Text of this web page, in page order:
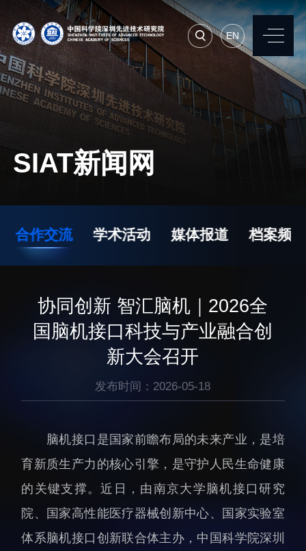
EN
常用系统 人才招聘 联系我们
机构简介
院长寄语
现任领导
统计数据
研究机构
先进集成技术研究所
生物医学与健康工程研
生物医药与技术研究所
脑认知与脑疾病研究所
合成生物学研究所
材料人工智能研究所
SIAT新闻网
合作交流 学术活动 媒体报道 档案频道
协同创新 智汇脑机｜2026全
国脑机接口科技与产业融合创
新大会召开
发布时间：2026-05-18
脑机接口是国家前瞻布局的未来产业，是培
育新质生产力的核心引擎，是守护人民生命健康
的关键支撑。近日，由南京大学脑机接口研究
院、国家高性能医疗器械创新中心、国家实验室
体系脑机接口创新联合体主办，中国科学院深圳